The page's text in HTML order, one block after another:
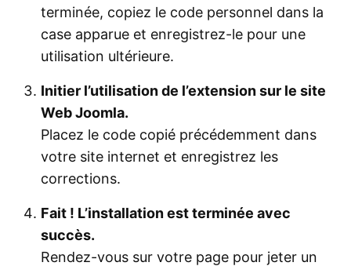
terminée, copiez le code personnel dans la
case apparue et enregistrez-le pour une
utilisation ultérieure.
Initier l’utilisation de l’extension sur le site
Web Joomla.
Placez le code copié précédemment dans
votre site internet et enregistrez les
corrections.
Fait ! L’installation est terminée avec
succès.
Rendez-vous sur votre page pour jeter un